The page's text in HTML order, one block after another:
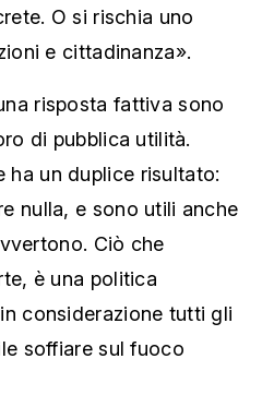
O si rischia uno
e cittadinanza».
risposta fattiva sono
di pubblica utilità.
ha un duplice risultato:
nulla, e sono utili anche
Ciò che
è una politica
considerazione tutti gli
soffiare sul fuoco